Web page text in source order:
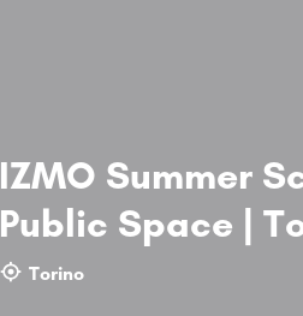
IZMO Summer
Public Space |
Torino